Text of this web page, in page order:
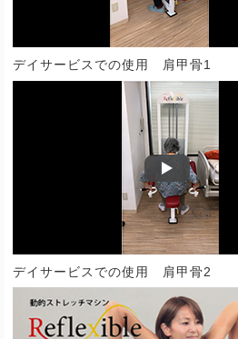
デイサービスでの使用 肩甲骨1
デイサービスでの使用 肩甲骨2